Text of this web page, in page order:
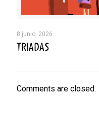
8 junio, 2026
TRIADAS
Comments are closed.